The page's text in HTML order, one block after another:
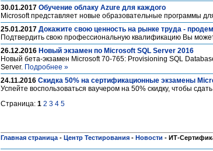
30.01.2017 Обучение облаку Azure для каждого
Microsoft представляет новые образовательные программы
25.01.2017 Докажите свою ценность на рынке труда -
Подтвердить свою профессиональную квалификацию Вы
26.12.2016 Новый экзамен по Microsoft SQL Server 2016
Новый бета-экзамен Microsoft 70-765: Provisioning SQL
Server. Подробнее »
24.11.2016 Скидка 50% на сертификационные экзамены
Успейте воспользоваться ваучером на 50% скидку, чтобы
Страница: 1 2 3 4 5
Главная страница - Центр Тестирования - Новости - ИТ-